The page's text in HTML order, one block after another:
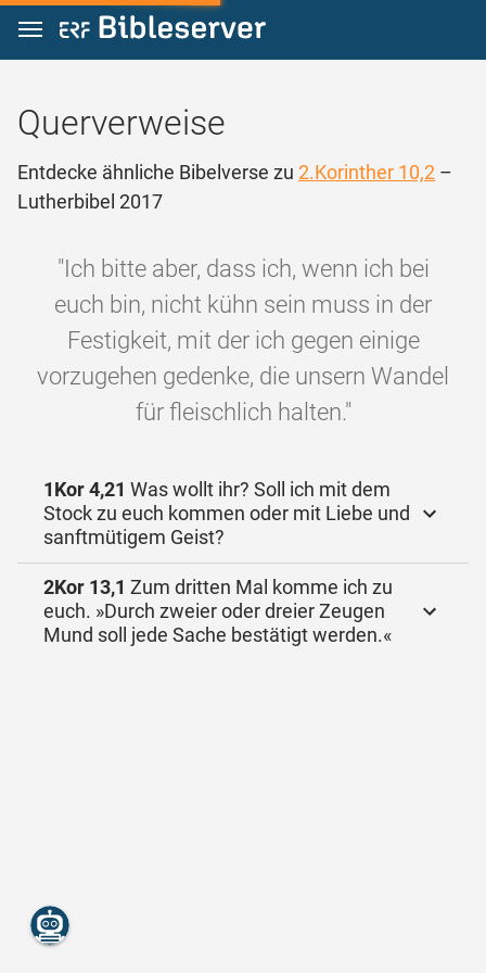
Zum Inhalt springen
Querverweise
Entdecke ähnliche Bibelverse zu 2.Korinther 10,2 –
Lutherbibel 2017
"Ich bitte aber, dass ich, wenn ich bei
euch bin, nicht kühn sein muss in der
Festigkeit, mit der ich gegen einige
vorzugehen gedenke, die unsern Wandel
für fleischlich halten."
1Kor 4,21 Was wollt ihr? Soll ich mit dem
Stock zu euch kommen oder mit Liebe und
sanftmütigem Geist?
2Kor 13,1 Zum dritten Mal komme ich zu
euch. »Durch zweier oder dreier Zeugen
Mund soll jede Sache bestätigt werden.«